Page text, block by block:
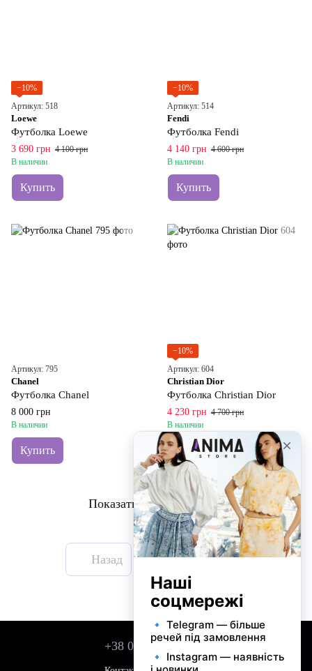
−10%
Артикул: 518
Loewe
Футболка Loewe
3 690 грн 4 100 грн
В наличии
Купить
−10%
Артикул: 514
Fendi
Футболка Fendi
4 140 грн 4 600 грн
В наличии
Купить
Артикул: 795
Chanel
Футболка Chanel
8 000 грн
В наличии
Купить
−10%
Артикул: 604
Christian Dior
Футболка Christian Dior
4 230 грн 4 700 грн
В наличии
Купить
Показать еще 20 товаров
Назад 1из 2 Вперед
+38 050 743 01 42